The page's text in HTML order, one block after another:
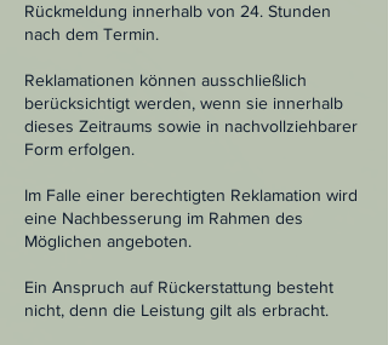
Rückmeldung innerhalb von 24. Stunden
nach dem Termin.
Reklamationen können ausschließlich
berücksichtigt werden, wenn sie innerhalb
dieses Zeitraums sowie in nachvollziehbarer
Form erfolgen.
Im Falle einer berechtigten Reklamation wird
eine Nachbesserung im Rahmen des
Möglichen angeboten.
Ein Anspruch auf Rückerstattung besteht
nicht, denn die Leistung gilt als erbracht.